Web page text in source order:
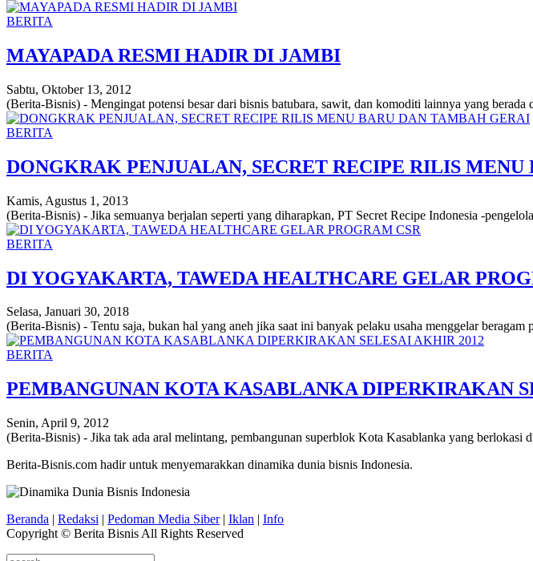
BERITA
MAYAPADA RESMI HADIR DI JAMBI
Sabtu, Oktober 13, 2012
(Berita-Bisnis) - Mengingat potensi besar dari bisnis batubara, sawit, dan komoditi lainnya yang
BERITA
DONGKRAK PENJUALAN, SECRET RECIPE RILIS
Kamis, Agustus 1, 2013
(Berita-Bisnis) - Jika semuanya berjalan seperti yang diharapkan, PT Secret Recipe Indonesia -
BERITA
DI YOGYAKARTA, TAWEDA HEALTHCARE GELAR
Selasa, Januari 30, 2018
(Berita-Bisnis) - Tentu saja, bukan hal yang aneh jika saat ini banyak pelaku usaha menggelar beragam
BERITA
PEMBANGUNAN KOTA KASABLANKA DIPERKIRAKAN
Senin, April 9, 2012
(Berita-Bisnis) - Jika tak ada aral melintang, pembangunan superblok Kota Kasablanka yang berlokasi
Berita-Bisnis.com hadir untuk menyemarakkan dinamika dunia bisnis Indonesia.
Beranda | Redaksi | Pedoman Media Siber| Iklan | Info
Copyright © Berita Bisnis All Rights Reserved